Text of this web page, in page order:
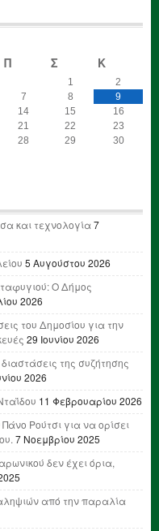
Π Σ Κ
1
2
7 8
9
14 15
16
21 22
23
28 29
30
και τεχνολογία7
5 Αυγούστου 2026
Ο Δήμος
2026
του Δημοσίου για την
29 Ιουνίου 2026
της συζήτησης
2026
11 Φεβρουαρίου 2026
Ρούτσι για να ορίσει
7 Νοεμβρίου 2025
δεν έχει όρια,
από την παραλία